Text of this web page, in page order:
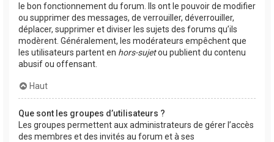
le bon fonctionnement du forum. Ils ont le pouvoir de modifier
ou supprimer des messages, de verrouiller, déverrouiller,
déplacer, supprimer et diviser les sujets des forums qu’ils
modèrent. Généralement, les modérateurs empêchent que
les utilisateurs partent en hors-sujetou publient du contenu
abusif ou offensant.
Haut
Que sont les groupes d’utilisateurs ?
Les groupes permettent aux administrateurs de gérer l’accès
des membres et des invités au forum et à ses